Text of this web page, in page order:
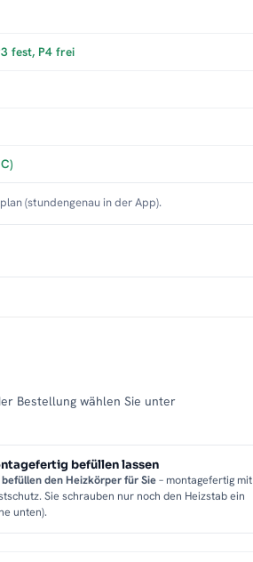
fest, P4 frei
(stundengenau in der App).
Bestellung wählen Sie unter
befüllen lassen
den Heizkörper für Sie– montagefertig mit
Sie schrauben nur noch den Heizstab ein
unten).